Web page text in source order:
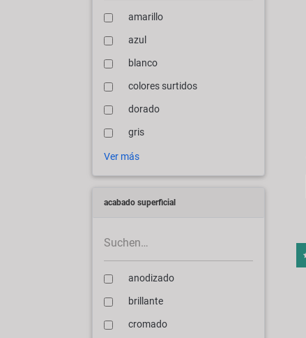
amarillo
azul
blanco
colores surtidos
dorado
gris
Ver más
acabado superficial
anodizado
brillante
cromado